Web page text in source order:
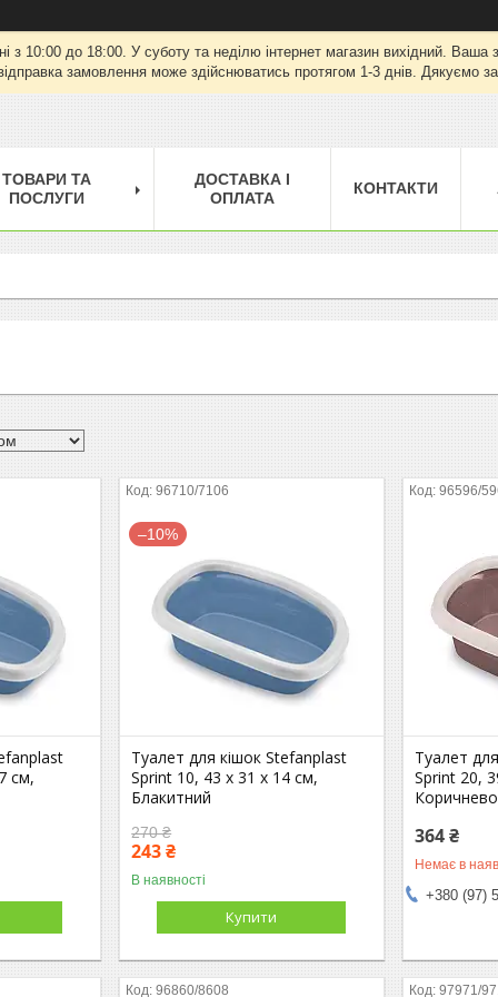
з 10:00 до 18:00. У суботу та неділю інтернет магазин вихідний.
замовлення може здійснюватись протягом 1-3 днів. Дякуємо
ТОВАРИ ТА
ПОСЛУГИ
ДОСТАВКА І
ОПЛАТА
КОНТАКТИ
см,
96710/7106
–10%
Туалет для кішок Stefanplast
Sprint 10, 43 x 31 x 14 см,
Блакитний
270 ₴
243 ₴
В наявності
Купити
96596/
Туалет
Sprint 20,
364 ₴
Немає в
+380 (97)
96860/8608 97971/